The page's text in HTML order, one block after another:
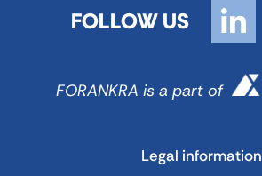
FOLLOW US
FORANKRA is a part of
Legal information